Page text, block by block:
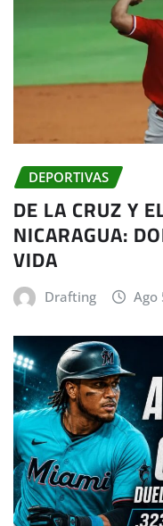
DEPORTIVAS
DE LA CRUZ Y
NICARAGUA:
VIDA
Drafting Ago